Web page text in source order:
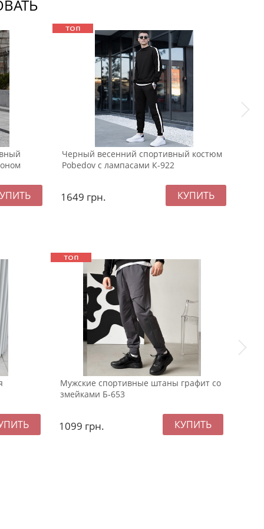
Черный весенний спортивный костюм
Pobedov с лампасами К-922
1649 грн.
Мужские спортивные штаны графит со
змейками Б-653
1099 грн.